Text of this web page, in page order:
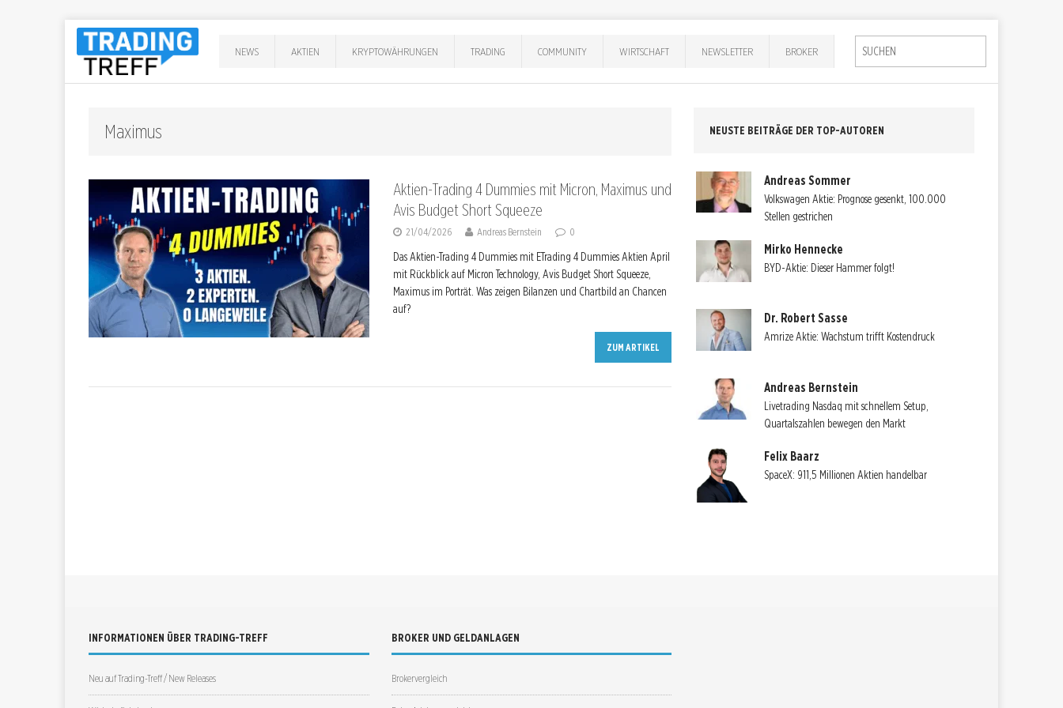
NEWS AKTIEN KRYPTOWÄHRUNGEN TRADING COMMUNITY WIRTSCHAFT NEWSLETTER BROKER
Maximus
Aktien-Trading 4 Dummies mit Micron, Maximus und
Avis Budget Short Squeeze
21/04/2026 Andreas Bernstein 0
Das Aktien-Trading 4 Dummies mit ETrading 4 Dummies Aktien April
mit Rückblick auf Micron Technology, Avis Budget Short Squeeze,
Maximus im Porträt. Was zeigen Bilanzen und Chartbild an Chancen
auf?
ZUM ARTIKEL
NEUSTE BEITRÄGE DER TOP-AUTOREN
Andreas Sommer
Volkswagen Aktie: Prognose gesenkt, 100.000
Stellen gestrichen
Mirko Hennecke
BYD-Aktie: Dieser Hammer folgt!
Dr. Robert Sasse
Amrize Aktie: Wachstum trifft Kostendruck
Andreas Bernstein
Livetrading Nasdaq mit schnellem Setup,
Quartalszahlen bewegen den Markt
Felix Baarz
SpaceX: 911,5 Millionen Aktien handelbar
INFORMATIONEN ÜBER TRADING-TREFF
Neu auf Trading-Treff / New Releases
BROKER UND GELDANLAGEN
Brokervergleich